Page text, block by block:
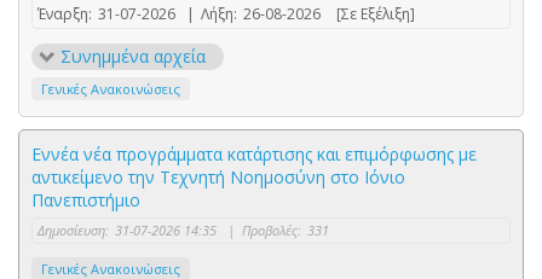
Έναρξη: 31-07-2026 | Λήξη: 26-08-2026 [Σε Εξέλιξη]
Συνημμένα αρχεία
Γενικές Ανακοινώσεις
Εννέα νέα προγράμματα κατάρτισης και επιμόρφωσης με
αντικείμενο την Τεχνητή Νοημοσύνη στο Ιόνιο
Πανεπιστήμιο
Δημοσίευση: 31-07-2026 14:35 | Προβολές: 331
Γενικές Ανακοινώσεις